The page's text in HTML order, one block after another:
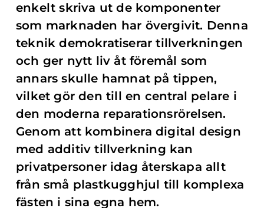
enkelt skriva ut de komponenter
som marknaden har övergivit. Denna
teknik demokratiserar tillverkningen
och ger nytt liv åt föremål som
annars skulle hamnat på tippen,
vilket gör den till en central pelare i
den moderna reparationsrörelsen.
Genom att kombinera digital design
med additiv tillverkning kan
privatpersoner idag återskapa allt
från små plastkugghjul till komplexa
fästen i sina egna hem.